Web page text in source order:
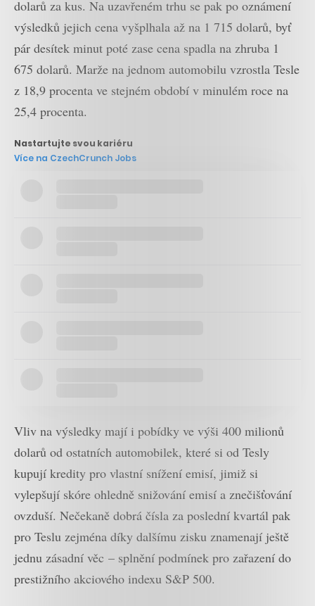
dolarů za kus. Na uzavřeném trhu se pak po oznámení
výsledků jejich cena vyšplhala až na 1 715 dolarů, byť
pár desítek minut poté zase cena spadla na zhruba 1
675 dolarů. Marže na jednom automobilu vzrostla Tesle
z 18,9 procenta ve stejném období v minulém roce na
25,4 procenta.
Nastartujte svou kariéru
Více na CzechCrunch Jobs
Vliv na výsledky mají i pobídky ve výši 400 milionů
dolarů od ostatních automobilek, které si od Tesly
kupují kredity pro vlastní snížení emisí, jimiž si
vylepšují skóre ohledně snižování emisí a znečišťování
ovzduší. Nečekaně dobrá čísla za poslední kvartál pak
pro Teslu zejména díky dalšímu zisku znamenají ještě
jednu zásadní věc – splnění podmínek pro zařazení do
prestižního akciového indexu S&P 500.